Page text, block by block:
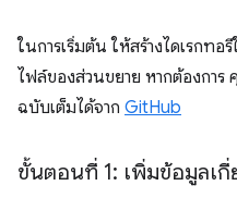
ในการเริ่มต้น ให้สร้างไดเรกทอ
ไฟล์ของส่วนขยาย หากต้องการ
ฉบับเต็มได้จาก GitHub
ขั้นตอนที่ 1: เพิ่มข้อมูลเกี่